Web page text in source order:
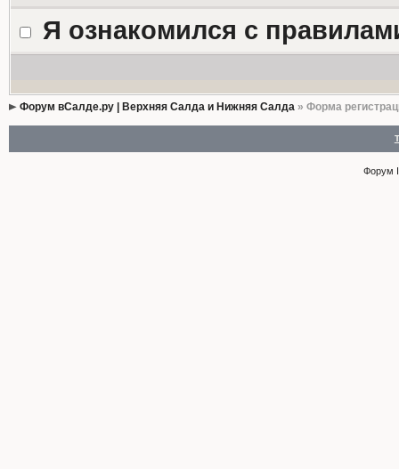
Я ознакомился с
Форум вСалде.ру | Верхняя Салда и Нижняя Салда» Форма
Форум